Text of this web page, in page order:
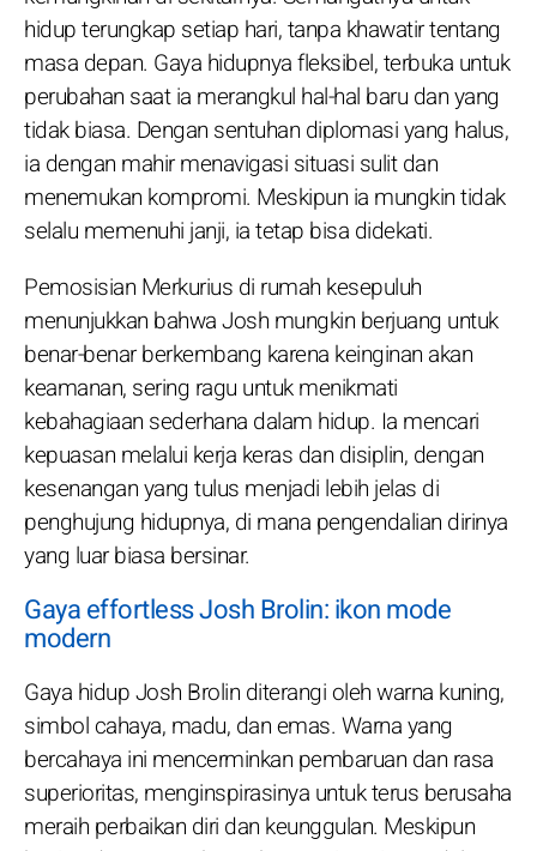
hidup terungkap setiap hari, tanpa khawatir tentang
masa depan. Gaya hidupnya fleksibel, terbuka untuk
perubahan saat ia merangkul hal-hal baru dan yang
tidak biasa. Dengan sentuhan diplomasi yang halus,
ia dengan mahir menavigasi situasi sulit dan
menemukan kompromi. Meskipun ia mungkin tidak
selalu memenuhi janji, ia tetap bisa didekati.
Pemosisian Merkurius di rumah kesepuluh
menunjukkan bahwa Josh mungkin berjuang untuk
benar-benar berkembang karena keinginan akan
keamanan, sering ragu untuk menikmati
kebahagiaan sederhana dalam hidup. Ia mencari
kepuasan melalui kerja keras dan disiplin, dengan
kesenangan yang tulus menjadi lebih jelas di
penghujung hidupnya, di mana pengendalian dirinya
yang luar biasa bersinar.
Gaya effortless Josh Brolin: ikon mode
modern
Gaya hidup Josh Brolin diterangi oleh warna kuning,
simbol cahaya, madu, dan emas. Warna yang
bercahaya ini mencerminkan pembaruan dan rasa
superioritas, menginspirasinya untuk terus berusaha
meraih perbaikan diri dan keunggulan. Meskipun